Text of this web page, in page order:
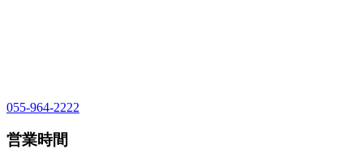
055-964-2222
営業時間